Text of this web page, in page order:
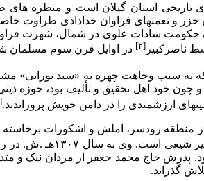
تاریخى استان گیلان است و منظره هاى
خزر و نعمتهاى فراوان خدادادى طراوت
حکومت سادات علوى در شمال، شهرت
ناصرکبیر [۲] در اوایل قرن سوم مسلمان
که به سبب وجاهت چهره به «سید
و چون خود اهل تحقیق و تألیف بود،
ارزشمندى را در دامن خویش پروراندند.[۴]
از منطقه رودسر، املش و اشکورات
سال ۱۳۰۷هـ .ش. در روستاى «دعوى سرا»
پدرش حاج محمد جعفر از مردان نیک و
گذراند.